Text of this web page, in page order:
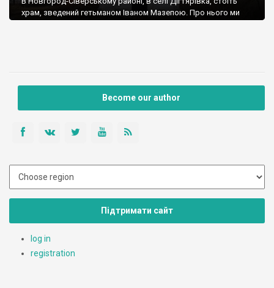
храм, зведений гетьманом Іваном Мазепою. Про нього ми
відреставрованої частини храму. У 2011-2013 рр. зусиллями
Become our author
Підтримати сайт
log in
registration